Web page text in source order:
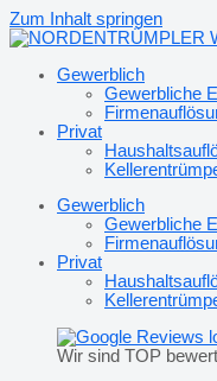
Zum Inhalt springen
Gewerblich
Gewerbliche
Privat
Gewerblich
Gewerbliche
Privat
Wir sind TOP